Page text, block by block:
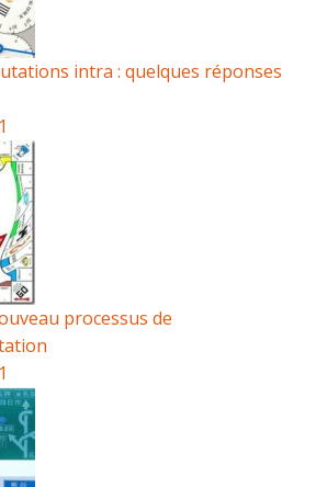
intra : quelques réponses
processus de